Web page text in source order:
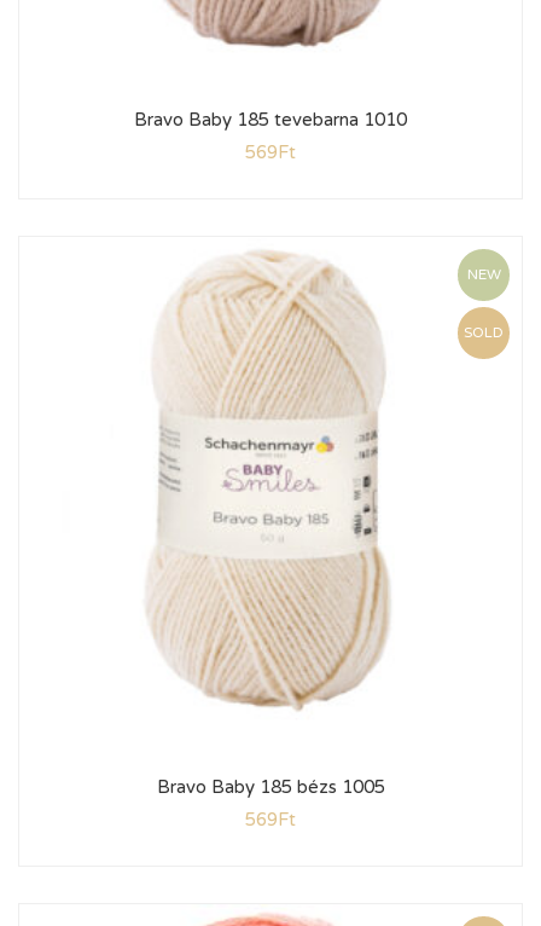
Bravo Baby 185 tevebarna 1010
569Ft
NEW
SOLD
Bravo Baby 185 bézs 1005
569Ft